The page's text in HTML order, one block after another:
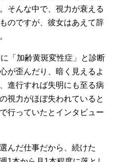
そんな中で、視力が衰える
のですが、彼女はあえて辞
「加齢黄斑変性症」と診断
が歪んだり、暗く見えるよ
進行すれば失明にも至る病
視力がほぼ失われていると
行っていたとインタビュー
んだ仕事だから、続けた